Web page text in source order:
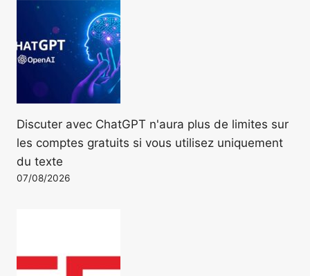
Discuter avec ChatGPT n'aura plus de limites sur
les comptes gratuits si vous utilisez uniquement
du texte
07/08/2026